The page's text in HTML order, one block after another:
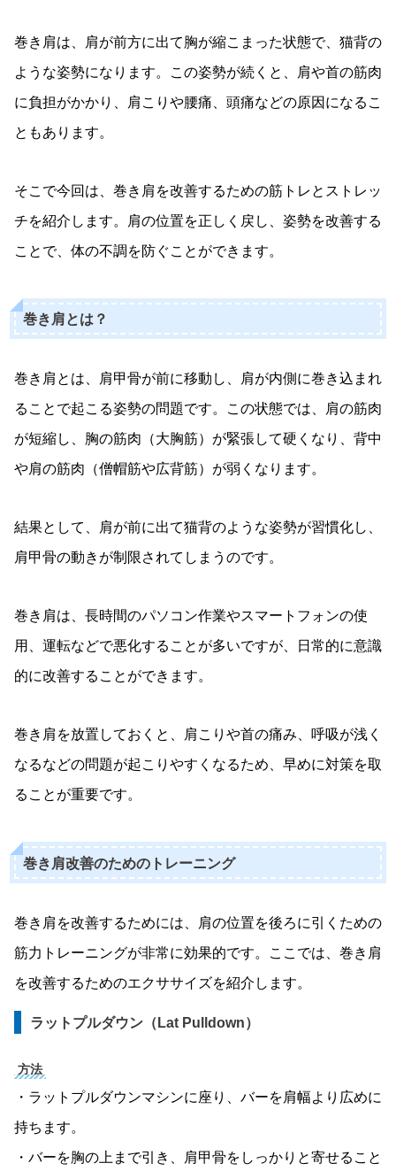
巻き肩は、肩が前方に出て胸が縮こまった状態で、猫背の
ような姿勢になります。この姿勢が続くと、肩や首の筋肉
に負担がかかり、肩こりや腰痛、頭痛などの原因になるこ
ともあります。
そこで今回は、巻き肩を改善するための筋トレとストレッ
チを紹介します。肩の位置を正しく戻し、姿勢を改善する
ことで、体の不調を防ぐことができます。
巻き肩とは？
巻き肩とは、肩甲骨が前に移動し、肩が内側に巻き込まれ
ることで起こる姿勢の問題です。この状態では、肩の筋肉
が短縮し、胸の筋肉（大胸筋）が緊張して硬くなり、背中
や肩の筋肉（僧帽筋や広背筋）が弱くなります。
結果として、肩が前に出て猫背のような姿勢が習慣化し、
肩甲骨の動きが制限されてしまうのです。
巻き肩は、長時間のパソコン作業やスマートフォンの使
用、運転などで悪化することが多いですが、日常的に意識
的に改善することができます。
巻き肩を放置しておくと、肩こりや首の痛み、呼吸が浅く
なるなどの問題が起こりやすくなるため、早めに対策を取
ることが重要です。
巻き肩改善のためのトレーニング
巻き肩を改善するためには、肩の位置を後ろに引くための
筋力トレーニングが非常に効果的です。ここでは、巻き肩
を改善するためのエクササイズを紹介します。
ラットプルダウン（Lat Pulldown）
方法
・ラットプルダウンマシンに座り、バーを肩幅より広めに
持ちます。
・バーを胸の上まで引き、肩甲骨をしっかりと寄せること